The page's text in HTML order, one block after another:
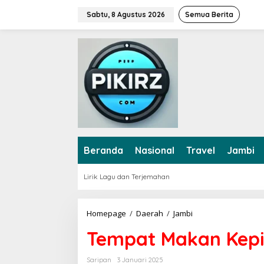
w
Sabtu, 8 Agustus 2026 Semua Berita
Beranda Nasional Travel Jambi
Lirik Lagu dan Terjemahan
Homepage / Daerah / Jambi
m
p
Tempat Makan
Saripan
3 Januari 2025